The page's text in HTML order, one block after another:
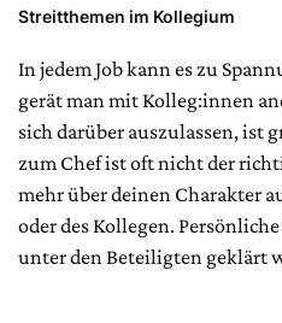
Streitthemen im Kollegium
In jedem Job kann es zu
gerät man mit Kolleg:innen
sich darüber auszulassen, ist
zum Chef ist oft nicht der
mehr über deinen Charakter
oder des Kollegen.
unter den Beteiligten geklärt